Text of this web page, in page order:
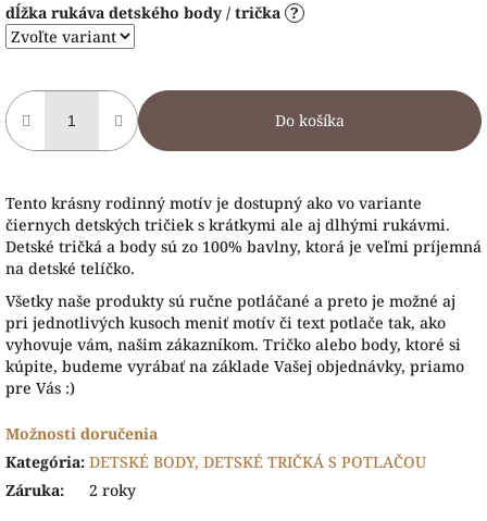
dĺžka rukáva detského body / trička ?
Do košíka
Tento krásny rodinný motív je dostupný ako vo variante
čiernych detských tričiek s krátkymi ale aj dlhými rukávmi.
Detské tričká a body sú zo 100% bavlny, ktorá je veľmi príjemná
na detské telíčko.
Všetky naše produkty sú ručne potláčané a preto je možné aj
pri jednotlivých kusoch meniť motív či text potlače tak, ako
vyhovuje vám, našim zákazníkom. Tričko alebo body, ktoré si
kúpite, budeme vyrábať na základe Vašej objednávky, priamo
pre Vás :)
Možnosti doručenia
Kategória: DETSKÉ BODY, DETSKÉ TRIČKÁ S POTLAČOU
Záruka: 2 roky